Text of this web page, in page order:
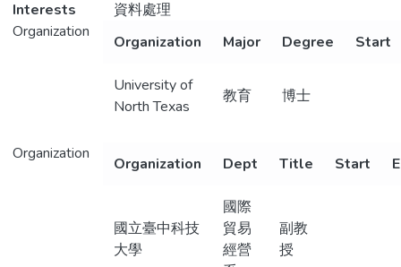
Interests
資料處理
Organization
Organization Major Degree Start
University of
North Texas
教育 博士
Organization
Organization Dept Title Start
國立臺中科技
大學
國際
貿易
經營
副教
授